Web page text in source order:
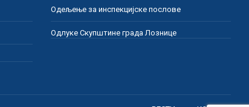
Одељење за инспекцијске послове
Одлуке Скупштине града Лознице